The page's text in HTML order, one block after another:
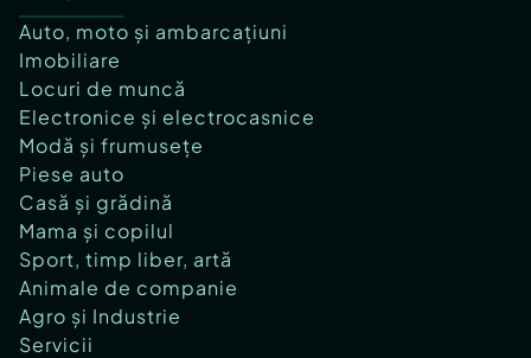
Auto, moto și ambarcațiuni
Imobiliare
Locuri de muncă
Electronice și electrocasnice
Modă și frumusețe
Piese auto
Casă și grădină
Mama și copilul
Sport, timp liber, artă
Animale de companie
Agro și Industrie
Servicii